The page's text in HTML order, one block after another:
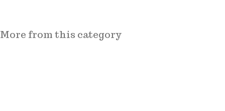
More from this category